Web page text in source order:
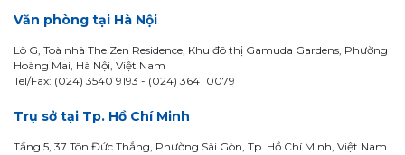
Văn phòng tại Hà Nội
Lô G, Toà nhà The Zen Residence, Khu đô thị Gamuda Gardens, Phường
Hoàng Mai, Hà Nội, Việt Nam
Tel/Fax: (024) 3540 9193 - (024) 3641 0079
Trụ sở tại Tp. Hồ Chí Minh
Tầng 5, 37 Tôn Đức Thắng, Phường Sài Gòn, Tp. Hồ Chí Minh, Việt Nam